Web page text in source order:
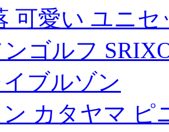
可愛い ユニ
ゴルフ
ブルゾン
カタヤマ ピ